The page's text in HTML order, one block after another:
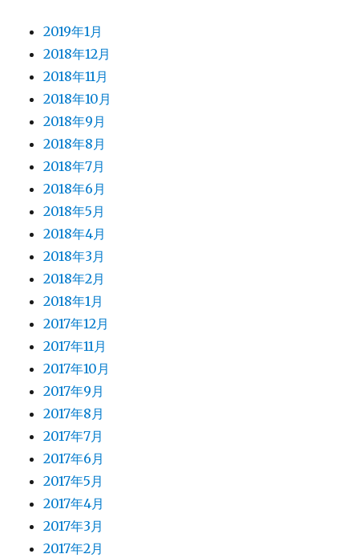
2019年1月
2018年12月
2018年11月
2018年10月
2018年9月
2018年8月
2018年7月
2018年6月
2018年5月
2018年4月
2018年3月
2018年2月
2018年1月
2017年12月
2017年11月
2017年10月
2017年9月
2017年8月
2017年7月
2017年6月
2017年5月
2017年4月
2017年3月
2017年2月